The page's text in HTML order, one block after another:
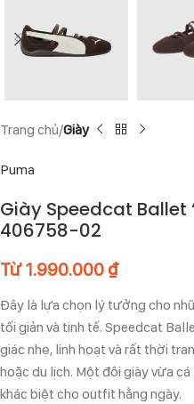
Trang chủ Giày
Puma
Giày Speedcat Ballet
406758-02
Từ1.990.000 ₫
Đây là lựa chọn lý tưởng cho
tối giản và tinh tế. Speedcat
giác nhẹ, linh hoạt và rất thời
hoặc du lịch. Một đôi giày vừa
khác biệt cho outfit hằng ngày.